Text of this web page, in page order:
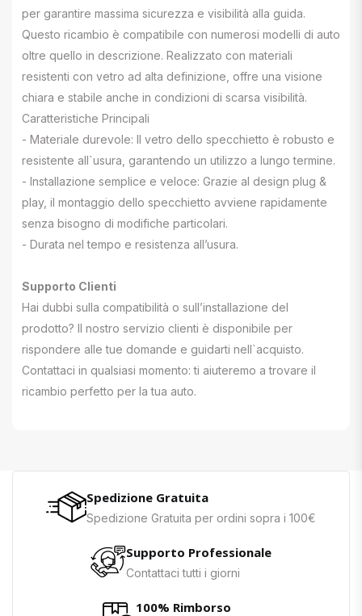
per garantire massima sicurezza e visibilità alla guida.
Questo ricambio è compatibile con numerosi modelli di auto
oltre quello in descrizione. Realizzato con materiali
resistenti con vetro ad alta definizione, offre una visione
chiara e stabile anche in condizioni di scarsa visibilità.
Caratteristiche Principali
- Materiale durevole: Il vetro dello specchietto è robusto e
resistente all`usura, garantendo un utilizzo a lungo termine.
- Installazione semplice e veloce: Grazie al design plug &
play, il montaggio dello specchietto avviene rapidamente
senza bisogno di modifiche particolari.
- Durata nel tempo e resistenza all’usura.
Supporto Clienti
Hai dubbi sulla compatibilità o sull’installazione del
prodotto? Il nostro servizio clienti è disponibile per
rispondere alle tue domande e guidarti nell`acquisto.
Contattaci in qualsiasi momento: ti aiuteremo a trovare il
ricambio perfetto per la tua auto.
Spedizione Gratuita
Spedizione Gratuita per ordini sopra i 100€
Supporto Professionale
Contattaci tutti i giorni
100% Rimborso